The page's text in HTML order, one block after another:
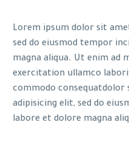
Lorem ipsum dolor sit
sed do eiusmod tempor
magna aliqua. Ut enim ad
exercitation ullamco
commodo
adipisicing elit, sed do
labore et dolore magna